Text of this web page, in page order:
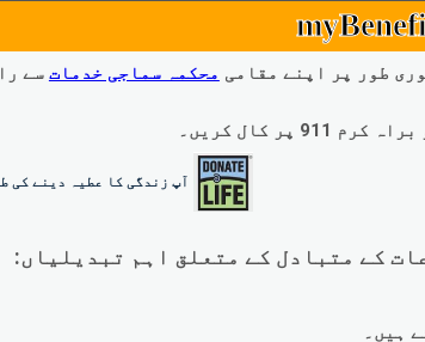
طور پر اپنے مقامی محکمہ سماجی خدمات سے
کال کریں۔
آپ زندگی کا عطیہ دینے کی